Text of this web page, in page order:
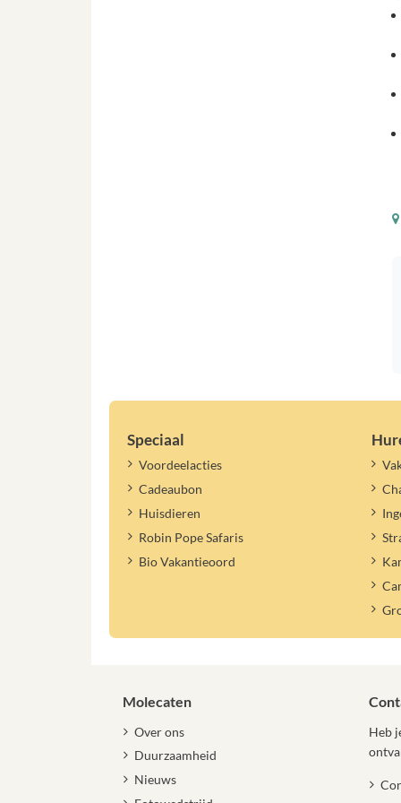
Speciaal
Voordeelacties
Cadeaubon
Huisdieren
Robin Pope Safaris
Bio Vakantieoord
Molecaten
Over ons
Duurzaamheid
Nieuws
Heb